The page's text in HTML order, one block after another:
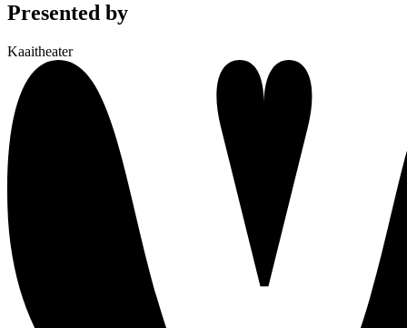
Presented by
Kaaitheater